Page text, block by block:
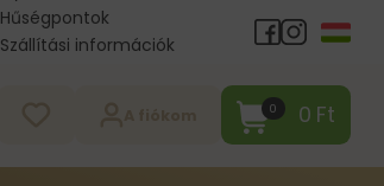
Hűségpontok
Szállítási információk
0 0 Ft